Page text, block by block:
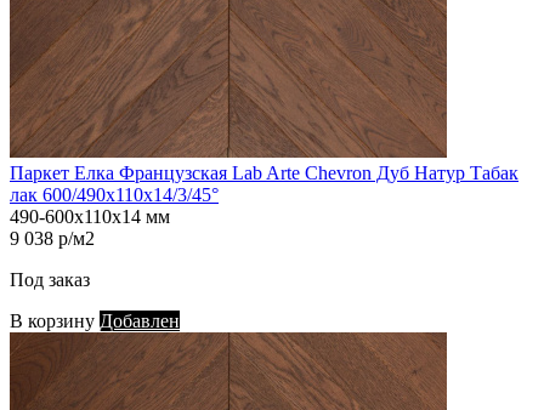
Паркет Елка Французская Lab Arte Chevron Дуб Натур Табак
лак 600/490х110х14/3/45°
490-600х110х14 мм
9 038 р/м2
Под заказ
В корзину Добавлен